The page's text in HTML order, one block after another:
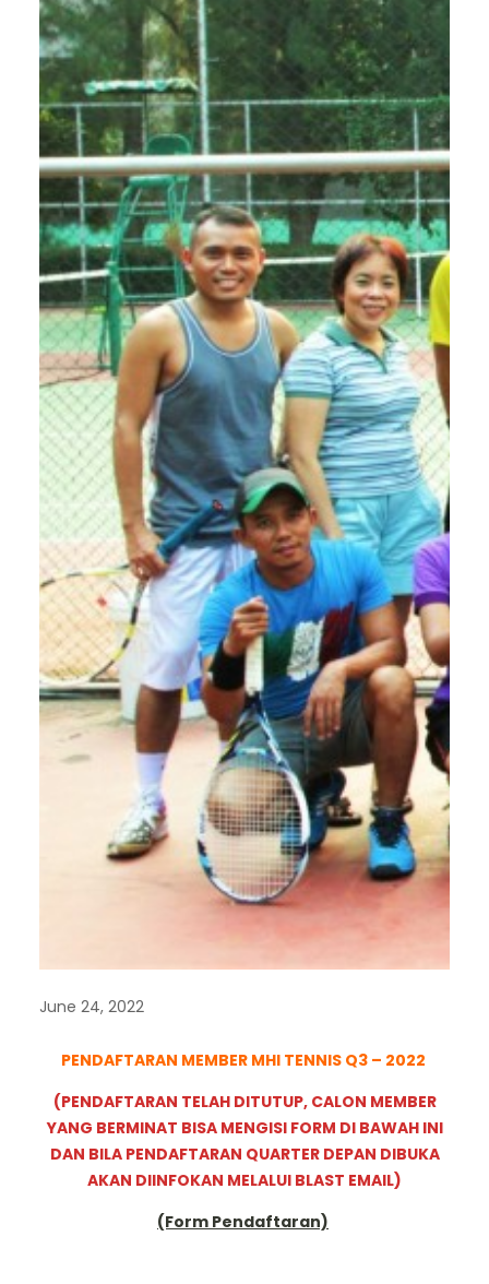
June 24, 2022
PENDAFTARAN MEMBER MHI TENNIS Q3 – 2022
(PENDAFTARAN TELAH DITUTUP, CALON MEMBER
YANG BERMINAT BISA MENGISI FORM DI BAWAH INI
DAN BILA PENDAFTARAN QUARTER DEPAN DIBUKA
AKAN DIINFOKAN MELALUI BLAST EMAIL)
(Form Pendaftaran)